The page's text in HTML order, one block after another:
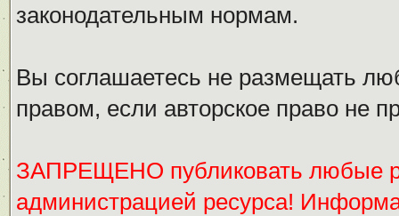
законодательным нормам.
Вы соглашаетесь не размещать
правом, если авторское право не
ЗАПРЕЩЕНО публиковать любые
администрацией ресурса!